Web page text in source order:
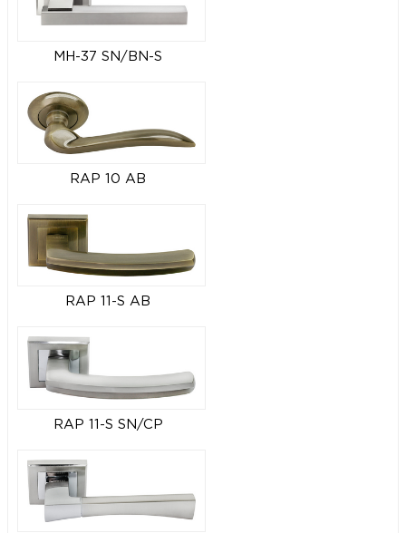
MH-37 SN/BN-S
RAP 10 AB
RAP 11-S AB
RAP 11-S SN/CP